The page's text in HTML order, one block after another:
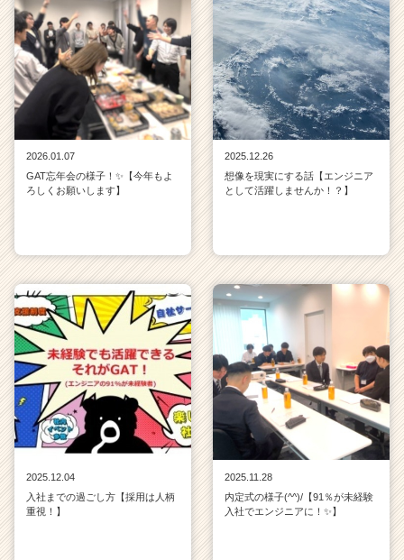
2026.01.07
GAT忘年会の様子！✨【今年もよ
ろしくお願いします】
2025.12.26
想像を現実にする話【エンジニア
として活躍しませんか！？】
2025.12.04
入社までの過ごし方【採用は人柄
重視！】
2025.11.28
内定式の様子(^^)/【91％が未経験
入社でエンジニアに！✨】